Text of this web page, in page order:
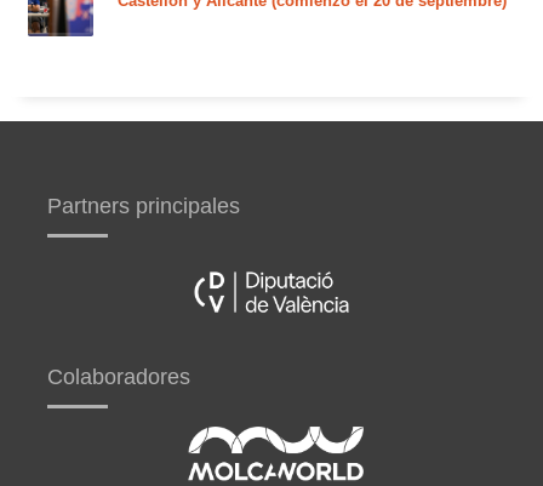
Partners principales
Colaboradores